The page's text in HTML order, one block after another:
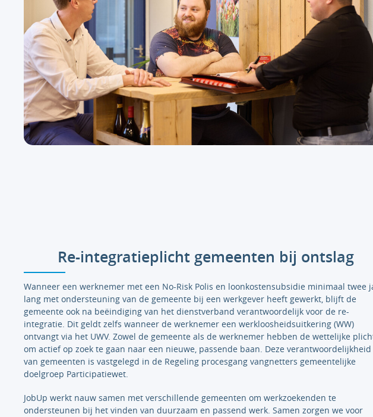
Re-integratieplicht gemeenten bij ontslag
Wanneer een werknemer met een No-Risk Polis en loonkostensubsidie minimaal twee
lang met ondersteuning van de gemeente bij een werkgever heeft gewerkt, blijft de
gemeente ook na beëindiging van het dienstverband verantwoordelijk voor de re-
integratie. Dit geldt zelfs wanneer de werknemer een werkloosheidsuitkering (WW)
ontvangt via het UWV. Zowel de gemeente als de werknemer hebben de wettelijke
om actief op zoek te gaan naar een nieuwe, passende baan. Deze verantwoordelijkheid
van gemeenten is vastgelegd in de Regeling procesgang vangnetters gemeentelijke
doelgroep Participatiewet.
JobUp werkt nauw samen met verschillende gemeenten om werkzoekenden te
ondersteunen bij het vinden van duurzaam en passend werk. Samen zorgen we voor